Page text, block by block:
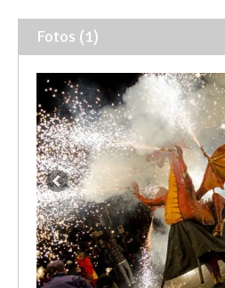
Fotos (1)